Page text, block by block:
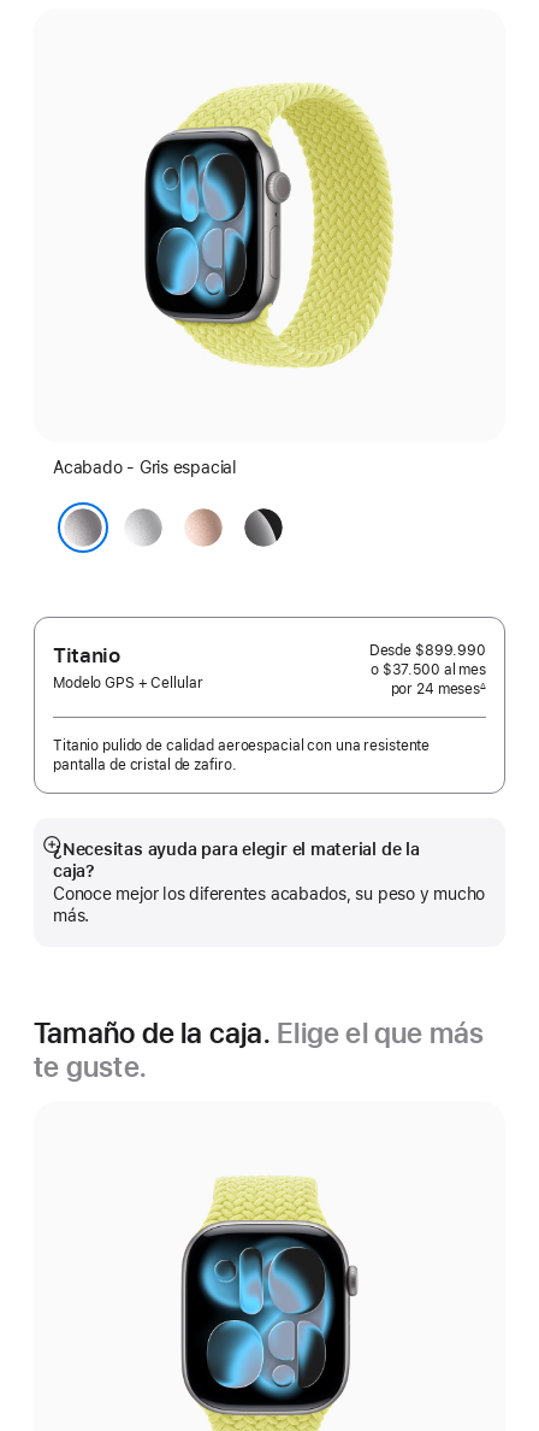
Acabado - Gris espacial
Plata
Oro
rosa
Negro
azabache
Titanio
Modelo GPS + Cellular
Desde $899.990
o $37.500 al mes
por 24 mesesmeses
Nota a pie de página
∆
Titanio pulido de calidad aeroespacial con una resistente
pantalla de cristal de zafiro.
¿Necesitas ayuda para elegir el material de la
caja?
Conoce mejor los diferentes acabados, su peso y mucho
más.
Mostrar
más
Tamaño de la caja. Elige el que más
te guste.